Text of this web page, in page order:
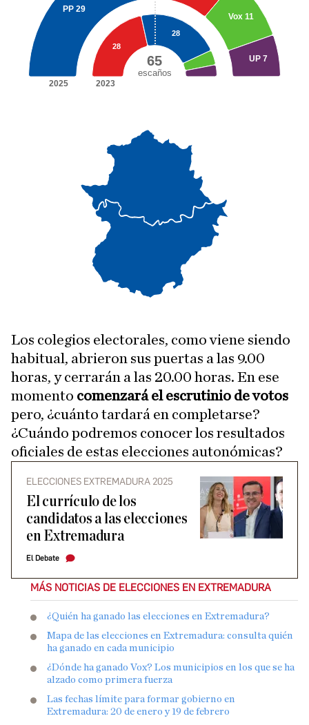
Los colegios electorales, como viene siendo
habitual, abrieron sus puertas a las 9.00
horas, y cerrarán a las 20.00 horas. En ese
momento comenzará el escrutinio de votos
pero, ¿cuánto tardará en completarse?
¿Cuándo podremos conocer los resultados
oficiales de estas elecciones autonómicas?
ELECCIONES EXTREMADURA 2025
El currículo de los
candidatos a las elecciones
en Extremadura
El Debate
MÁS NOTICIAS DE ELECCIONES EN EXTREMADURA
¿Quién ha ganado las elecciones en Extremadura?
Mapa de las elecciones en Extremadura: consulta quién
ha ganado en cada municipio
¿Dónde ha ganado Vox? Los municipios en los que se ha
alzado como primera fuerza
Las fechas límite para formar gobierno en
Extremadura: 20 de enero y 19 de febrero